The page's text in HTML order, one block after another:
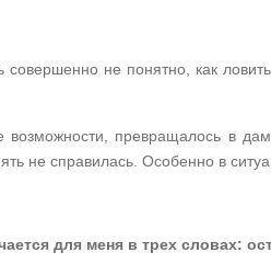
совершенно не понятно, как
превращалось в
не справилась. Особенно в
для меня в трех словах: